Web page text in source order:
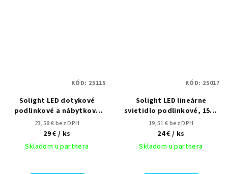
Solight LED dotykové
podlinkové a nábytkové
svietidlo stmívateľné, 2x
5W, 4100K, 2x 50cm
23,58 € bez DPH
29 €/ ks
Skladom u partnera
KÓD: 25115
Solight LED lineárne
svietidlo podlinkové, 15W,
4100K, 3-stupňové
stmievanie, vypínač, hliník,
19,51 € bez DPH
24 €/ ks
Skladom u partnera
KÓD: 25017